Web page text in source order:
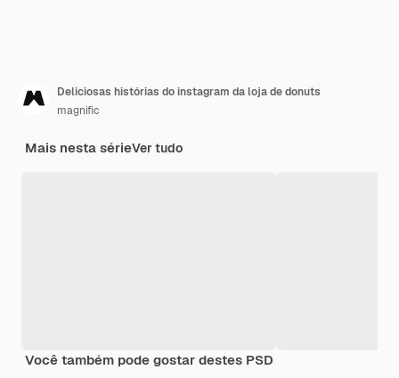
Deliciosas histórias do instagram da loja de donuts
magnific
Mais nesta sérieVer tudo
Você também pode gostar destes PSD